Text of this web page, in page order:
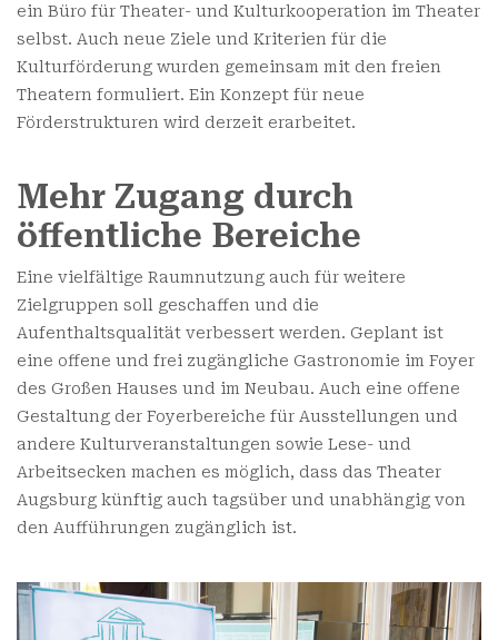
ein Büro für Theater- und Kulturkooperation im Theater
selbst. Auch neue Ziele und Kriterien für die
Kulturförderung wurden gemeinsam mit den freien
Theatern formuliert. Ein Konzept für neue
Förderstrukturen wird derzeit erarbeitet.
Mehr Zugang durch
öffentliche Bereiche
Eine vielfältige Raumnutzung auch für weitere
Zielgruppen soll geschaffen und die
Aufenthaltsqualität verbessert werden. Geplant ist
eine offene und frei zugängliche Gastronomie im Foyer
des Großen Hauses und im Neubau. Auch eine offene
Gestaltung der Foyerbereiche für Ausstellungen und
andere Kulturveranstaltungen sowie Lese- und
Arbeitsecken machen es möglich, dass das Theater
Augsburg künftig auch tagsüber und unabhängig von
den Aufführungen zugänglich ist.